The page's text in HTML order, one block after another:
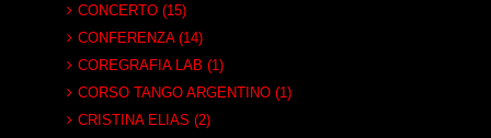
CONCERTO (15)
CONFERENZA (14)
COREGRAFIA LAB (1)
CORSO TANGO ARGENTINO (1)
CRISTINA ELIAS (2)